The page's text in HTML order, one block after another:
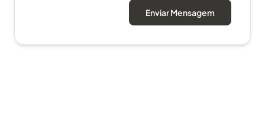
Enviar Mensagem